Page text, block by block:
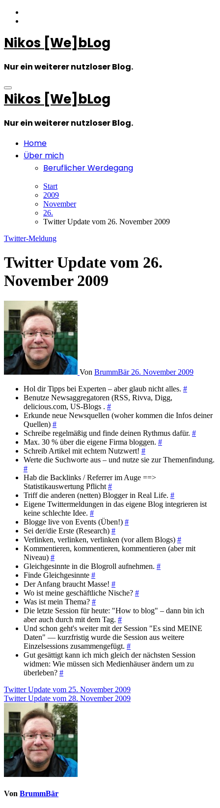
Zum
Inhalt
Nikos [We]bLog
Nur ein weiterer nutzloser Blog.
Nikos [We]bLog
Nur ein weiterer nutzloser Blog.
Home
Über mich
Beruflicher Werdegang
Start
2009
November
26.
Twitter Update vom 26. November 2009
Twitter-Meldung
Twitter Update vom 26.
November 2009
Von BrummBär 26. November 2009
Hol dir Tipps bei Experten – aber glaub nicht alles. #
Benutze Newsaggregatoren (RSS, Rivva, Digg,
delicious.com, US-Blogs . #
Erkunde neue Newsquellen (woher kommen die Infos deiner
Quellen) #
Schreibe regelmäßig und finde deinen Rythmus dafür. #
Max. 30 % über die eigene Firma bloggen. #
Schreib Artikel mit echtem Nutzwert! #
Werte die Suchworte aus – und nutze sie zur Themenfindung.
#
Hab die Backlinks / Referrer im Auge ==>
Statistikauswertung Pflicht #
Triff die anderen (netten) Blogger in Real Life. #
Eigene Twittermeldungen in das eigene Blog integrieren ist
keine schlechte Idee. #
Blogge live von Events (Üben!) #
Sei der/die Erste (Research) #
Verlinken, verlinken, verlinken (vor allem Blogs) #
Kommentieren, kommentieren, kommentieren (aber mit
Niveau) #
Gleichgesinnte in die Blogroll aufnehmen. #
Finde Gleichgesinnte #
Der Anfang braucht Masse! #
Wo ist meine geschäftliche Nische? #
Was ist mein Thema? #
Die letzte Session für heute: "How to blog" – dann bin ich
aber auch durch mit dem Tag. #
Und schon geht's weiter mit der Session "Es sind MEINE
Daten" — kurzfristig wurde die Session aus weitere
Einzelsessions zusammengefügt. #
Gut gesättigt kann ich mich gleich der nächsten Session
widmen: Wie müssen sich Medienhäuser ändern um zu
überleben? #
Beitragsnavigation
Twitter Update vom 25. November 2009
Twitter Update vom 28. November 2009
Von BrummBär